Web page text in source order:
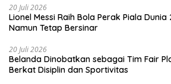
20 Juli 2026
Lionel Messi Raih Bola Perak Piala
Namun Tetap Bersinar
20 Juli 2026
Belanda Dinobatkan sebagai Tim Fair
Berkat Disiplin dan Sportivitas